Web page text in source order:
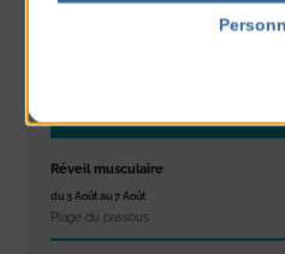
Réveil musculaire
du 3 Août au 7 Août
Plage du passous